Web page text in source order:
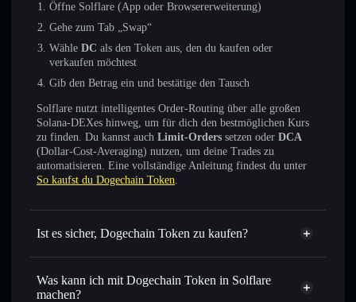
Öffne Solflare (App oder Browsererweiterung)
Gehe zum Tab „Swap“
Wähle DC als den Token aus, den du kaufen oder
verkaufen möchtest
Gib den Betrag ein und bestätige den Tausch
Solflare nutzt intelligentes Order-Routing über alle großen
Solana-DEXes hinweg, um für dich den bestmöglichen Kurs
zu finden. Du kannst auch Limit-Orders setzen oder DCA
(Dollar-Cost-Averaging) nutzen, um deine Trades zu
automatisieren. Eine vollständige Anleitung findest du unter
So kaufst du Dogechain Token.
Ist es sicher, Dogechain Token zu kaufen?
Dogechain Token
nicht
Was kann ich mit Dogechain Token in Solflare
machen?